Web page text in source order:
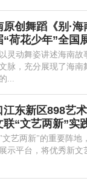
原创舞蹈《别·
“荷花少年”全国
灵动舞姿讲述海南故
脉，充分展现了海南
...
江东新区898艺
联“文艺两新”实
文艺两新"的重要阵地
示平台，将优秀新文